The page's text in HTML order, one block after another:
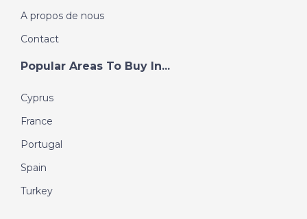
A propos de nous
Contact
Popular Areas To Buy In...
Cyprus
France
Portugal
Spain
Turkey